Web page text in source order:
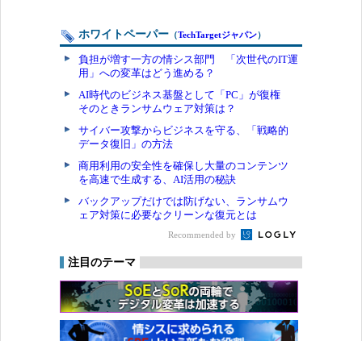
ホワイトペーパー （TechTargetジャパン）
負担が増す一方の情シス部門 「次世代のIT運
用」への変革はどう進める？
AI時代のビジネス基盤として「PC」が復権
そのときランサムウェア対策は？
サイバー攻撃からビジネスを守る、「戦略的
データ復旧」の方法
商用利用の安全性を確保し大量のコンテンツ
を高速で生成する、AI活用の秘訣
バックアップだけでは防げない、ランサムウ
ェア対策に必要なクリーンな復元とは
Recommended by
注目のテーマ